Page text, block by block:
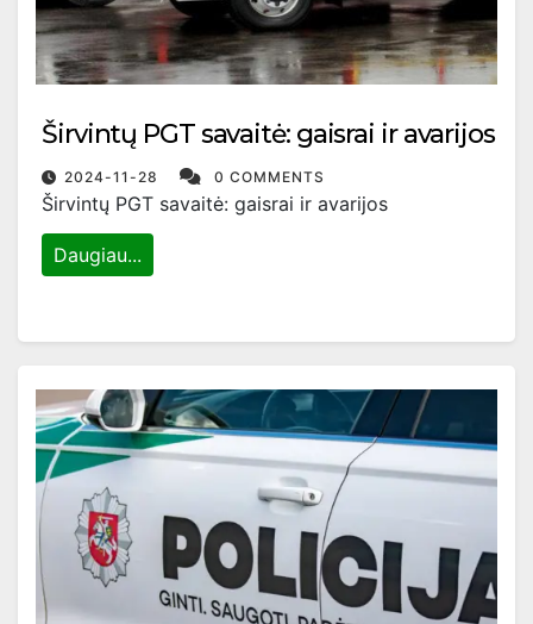
Širvintų PGT savaitė: gaisrai ir avarijos
2024-11-28 0 COMMENTS
Širvintų PGT savaitė: gaisrai ir avarijos
Daugiau...